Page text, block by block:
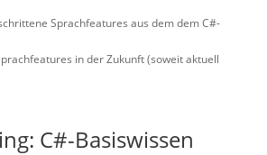
Sprachfeatures aus dem dem C#-
in der Zukunft (soweit aktuell
C#-Basiswissen